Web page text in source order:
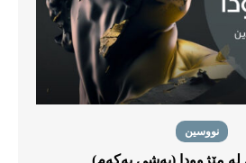
نووسین